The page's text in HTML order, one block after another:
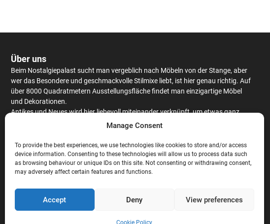
Manage Consent
To provide the best experiences, we use technologies like cookies to store and/or access
device information. Consenting to these technologies will allow us to process data such
as browsing behaviour or unique IDs on this site. Not consenting or withdrawing consent,
may adversely affect certain features and functions.
Accept Deny View preferences
Cookie Policy
Über uns
Beim Nostalgiepalast sucht man vergeblich nach Möbeln von der Stange, aber
wer das Besondere und geschmackvolle Stilmixe liebt, ist hier genau richtig. Auf
über 8000 Quadratmetern Ausstellungsfläche findet man einzigartige Möbel
und Dekorationen.
Antikesund Neues wird hier liebevoll miteinander verknüpft, um etwas ganz
SchränkeundTische werden aus massiv Eiche,
antiken Stücken.
Neben Couchgarnituren,Stühlen,Raritätenund ausgefallenen
Gartendekorationen wird auch noch eine gigantische Auswahl anBars und
Thekenangeboten. HochwertigeStehtischeund
, sondern auch für den privaten Gebrauch, perfekt geeignet.
Abgerundet wird das Sortiment mit exklusiven
Ladeneinrichtungendie aus